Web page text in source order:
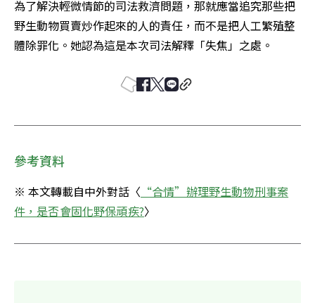
為了解決輕微情節的司法救濟問題，那就應當追究那些把
野生動物買賣炒作起來的人的責任，而不是把人工繁殖整
體除罪化。她認為這是本次司法解釋「失焦」之處。
參考資料
※ 本文轉載自中外對話〈 “合情”辦理野生動物刑事案
件，是否會固化野保頑疾?〉